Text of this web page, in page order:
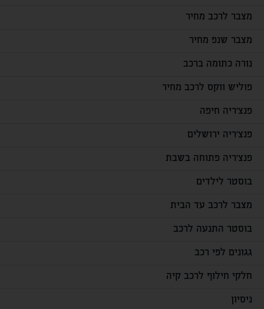
מצבר לרכב מחיר
מצבר שנפ מחיר
נורה כתומה ברכב
פוליש ווקס לרכב מחיר
פנצ'ריה חיפה
פנצ'ריה ירושלים
פנצ'ריה פתוחה בשבת
בוסטר לילדים
מצבר לרכב עד הבית
בוסטר התנעה לרכב
גגונים לפי רכב
חלקי חילוף לרכב קיה
ניסיון